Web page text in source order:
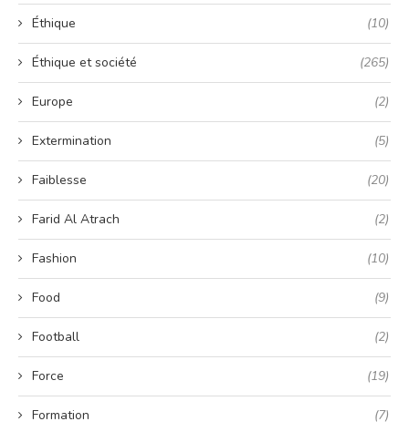
Éthique (10)
Éthique et société (265)
Europe (2)
Extermination (5)
Faiblesse (20)
Farid Al Atrach (2)
Fashion (10)
Food (9)
Football (2)
Force (19)
Formation (7)